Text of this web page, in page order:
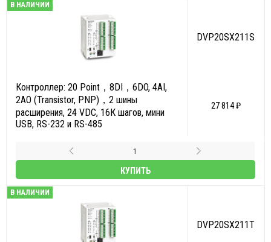
В НАЛИЧИИ
DVP20SX211S
Контроллер: 20 Point，8DI，6DO, 4AI,
2AO (Transistor, PNP)，2 шины
расширения, 24 VDC, 16К шагов, мини
USB, RS-232 и RS-485
27 814 ₽
КУПИТЬ
В НАЛИЧИИ
DVP20SX211T